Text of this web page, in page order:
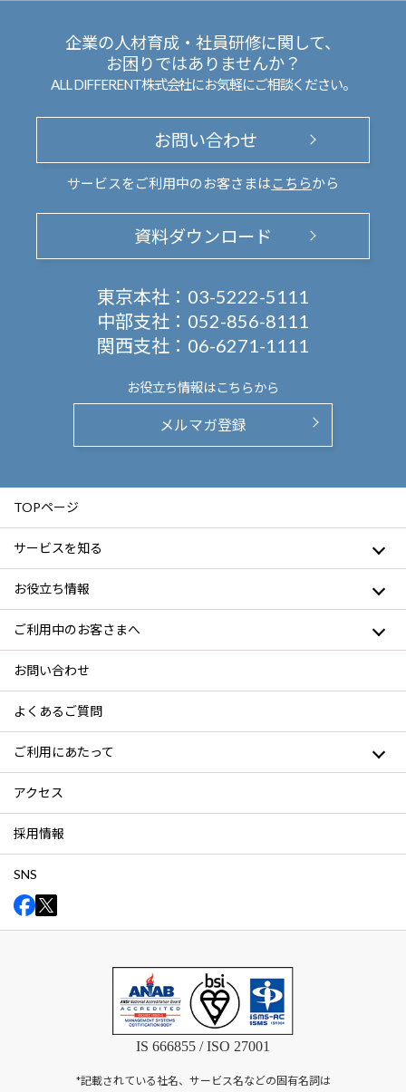
企業の人材育成・社員研修に関して、
お困りではありませんか？
ALL DIFFERENT株式会社にお気軽にご相談ください。
お問い合わせ
サービスをご利用中のお客さまは こちらから
資料ダウンロード
東京本社： 03-5222-5111
中部支社： 052-856-8111
関西支社： 06-6271-1111
お役立ち情報はこちらから
メルマガ登録
TOPページ
サービスを知る
お役立ち情報
ご利用中のお客さまへ
お問い合わせ
よくあるご質問
ご利用にあたって
アクセス
採用情報
SNS
IS 666855 / ISO 27001
*記載されている社名、サービス名などの固有名詞は